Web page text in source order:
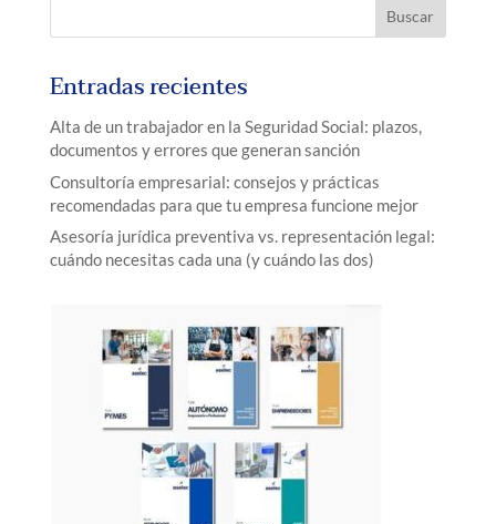
Entradas recientes
Alta de un trabajador en la Seguridad Social: plazos,
documentos y errores que generan sanción
Consultoría empresarial: consejos y prácticas
recomendadas para que tu empresa funcione mejor
Asesoría jurídica preventiva vs. representación legal:
cuándo necesitas cada una (y cuándo las dos)